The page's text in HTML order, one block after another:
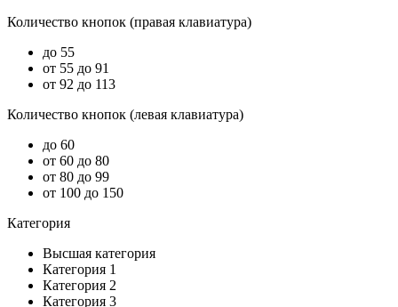
Количество кнопок (правая клавиатура)
до 55
от 55 до 91
от 92 до 113
Количество кнопок (левая клавиатура)
до 60
от 60 до 80
от 80 до 99
от 100 до 150
Категория
Высшая категория
Категория 1
Категория 2
Категория 3